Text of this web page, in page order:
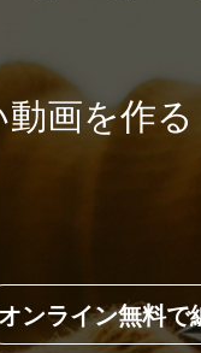
画を作る
オンライン無料で